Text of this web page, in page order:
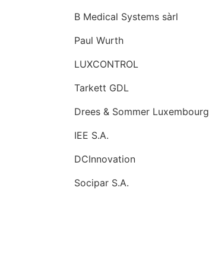
B Medical Systems sàrl
Paul Wurth
LUXCONTROL
Tarkett GDL
Drees & Sommer Luxembourg
IEE S.A.
DCInnovation
Socipar S.A.